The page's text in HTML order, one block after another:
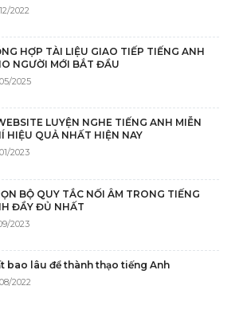
2022
HỢP TÀI LIỆU GIAO TIẾP TIẾNG ANH
NGƯỜI MỚI BẮT ĐẦU
2025
LUYỆN NGHE TIẾNG ANH MIỄN
HIỆU QUẢ NHẤT HIỆN NAY
2023
BỘ QUY TẮC NỐI ÂM TRONG TIẾNG
ĐẦY ĐỦ NHẤT
2023
bao lâu để thành thạo tiếng Anh
2022